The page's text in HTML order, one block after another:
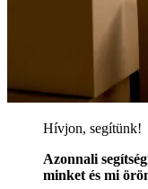
Hívjon, segítünk!
Azonnali
minket és mi